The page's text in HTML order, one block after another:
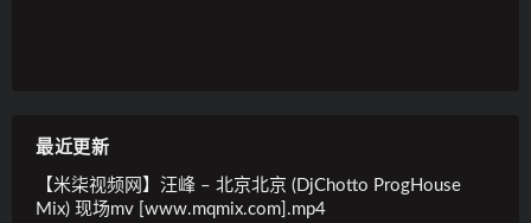
最近更新
【米柒视频网】汪峰 – 北京北京 (DjChotto ProgHouse
Mix) 现场mv [www.mqmix.com].mp4